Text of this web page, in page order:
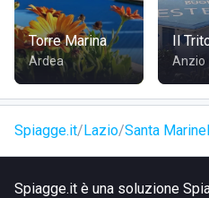
Torre Marina
Ardea
Il
Anzio
Spiagge.it Lazio Santa
Spiagge.it è una soluzione